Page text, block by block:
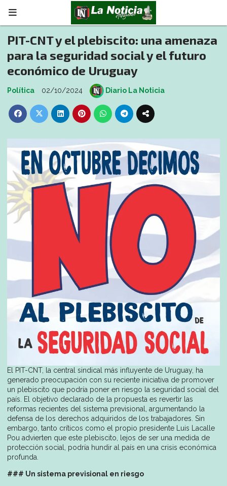
PIT-CNT y el plebiscito: una amenaza
para la seguridad social y el futuro
económico de Uruguay
Política 02/10/2024 Diario La Noticia
El PIT-CNT, la central sindical más influyente de Uruguay, ha
generado preocupación con su reciente iniciativa de promover
un plebiscito que podría poner en riesgo la seguridad social del
país. El objetivo declarado de la propuesta es revertir las
reformas recientes del sistema previsional, argumentando la
defensa de los derechos adquiridos de los trabajadores. Sin
embargo, tanto críticos como el propio presidente Luis Lacalle
Pou advierten que este plebiscito, lejos de ser una medida de
protección social, podría hundir al país en una crisis económica
profunda.
### Un sistema previsional en riesgo